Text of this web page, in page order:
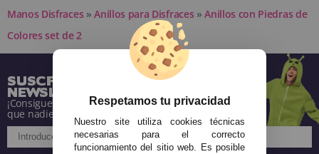
Manos Disfraces » Anillos para Disfraces » Anillos con Piedras de
Colores set de 2
SUSCRÍBETE A NUESTRA
NEWSLETTER
¡Consigue descuentos y entérate de todo antes
que nadie!
Respetamos tu privacidad
Nuestro site utiliza cookies técnicas
necesarias para el correcto
funcionamiento del sitio web. Es posible